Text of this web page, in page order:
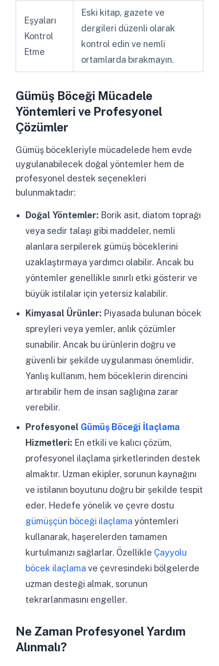
Eşyaları
Kontrol
Etme
Eski kitap, gazete ve
dergileri düzenli olarak
kontrol edin ve nemli
ortamlarda bırakmayın.
Gümüş Böceği Mücadele
Yöntemleri ve Profesyonel
Çözümler
Gümüş böcekleriyle mücadelede hem evde
uygulanabilecek doğal yöntemler hem de
profesyonel destek seçenekleri
bulunmaktadır:
Doğal Yöntemler: Borik asit, diatom toprağı
veya sedir talaşı gibi maddeler, nemli
alanlara serpilerek gümüş böceklerini
uzaklaştırmaya yardımcı olabilir. Ancak bu
yöntemler genellikle sınırlı etki gösterir ve
büyük istilalar için yetersiz kalabilir.
Kimyasal Ürünler: Piyasada bulunan böcek
spreyleri veya yemler, anlık çözümler
sunabilir. Ancak bu ürünlerin doğru ve
güvenli bir şekilde uygulanması önemlidir.
Yanlış kullanım, hem böceklerin direncini
artırabilir hem de insan sağlığına zarar
verebilir.
Profesyonel Gümüş Böceği İlaçlama
Hizmetleri: En etkili ve kalıcı çözüm,
profesyonel ilaçlama şirketlerinden destek
almaktır. Uzman ekipler, sorunun kaynağını
ve istilanın boyutunu doğru bir şekilde tespit
eder. Hedefe yönelik ve çevre dostu
gümüşçün böceği ilaçlama yöntemleri
kullanarak, haşerelerden tamamen
kurtulmanızı sağlarlar. Özellikle Çayyolu
böcek ilaçlama ve çevresindeki bölgelerde
uzman desteği almak, sorunun
tekrarlanmasını engeller.
Ne Zaman Profesyonel Yardım
Alınmalı?